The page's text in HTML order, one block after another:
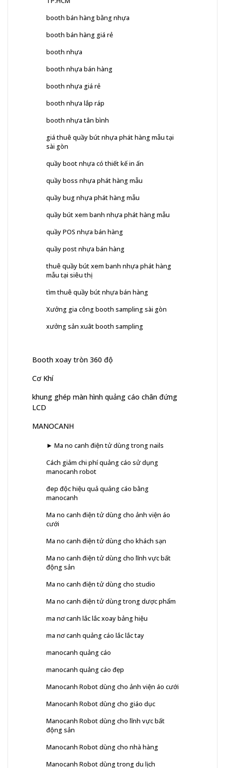
booth bán hàng bằng nhựa
booth bán hàng giá rẻ
booth nhựa
booth nhựa bán hàng
booth nhựa giá rẻ
booth nhựa lắp ráp
booth nhựa tân bình
giá thuê quầy bút nhựa phát hàng mẫu tại
sài gòn
quầy boot nhựa có thiết kế in ấn
quầy boss nhựa phát hàng mẫu
quầy bug nhựa phát hàng mẫu
quầy bút xem banh nhựa phát hàng mẫu
quầy POS nhựa bán hàng
quầy post nhựa bán hàng
thuê quầy bút xem banh nhựa phát hàng
mẫu tại siêu thị
tìm thuê quầy bút nhựa bán hàng
Xưởng gia công booth sampling sài gòn
xưởng sản xuât booth sampling
Booth xoay tròn 360 độ
Cơ Khí
khung ghép màn hình quảng cáo chân đứng
LCD
MANOCANH
► Ma no canh điện tử dùng trong nails
Cách giảm chi phí quảng cáo sử dụng
manocanh robot
đep độc hiệu quả quảng cáo bằng
manocanh
Ma no canh điện tử dùng cho ảnh viện áo
cưới
Ma no canh điện tử dùng cho khách sạn
Ma no canh điện tử dùng cho lĩnh vực bất
động sản
Ma no canh điện tử dùng cho studio
Ma no canh điện tử dùng trong dược phẩm
ma nơ canh lắc lắc xoay bảng hiệu
ma nơ canh quảng cáo lắc lắc tay
manocanh quảng cáo
manocanh quảng cáo đẹp
Manocanh Robot dùng cho ảnh viện áo cưới
Manocanh Robot dùng cho giáo dục
Manocanh Robot dùng cho lĩnh vực bất
động sản
Manocanh Robot dùng cho nhà hàng
Manocanh Robot dùng trong du lịch